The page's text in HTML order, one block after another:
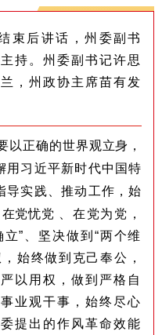
束后讲话，州委副书
持。州委副书记许思
，州政协主席苗有发
以正确的世界观立身，
用习近平新时代中国特
导实践、推动工作，始
党忧党
、在党为党，
”、坚决做到“两个维
始终做到克己奉公，
以用权，做到严格自
业观干事，始终尽心
提出的作风革命效能